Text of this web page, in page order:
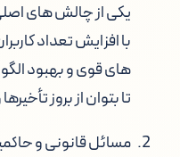
یکی از چالش های
با افزایش تعداد
های قوی و بهبود
تا بتوان از بروز
مسائل قانونی و